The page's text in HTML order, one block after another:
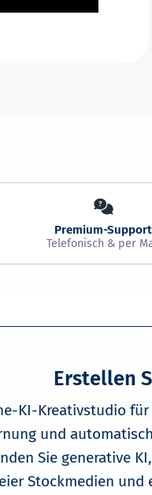
Erstellen
KI-Kreativstudio
und
Sie generative
Stockmedien und